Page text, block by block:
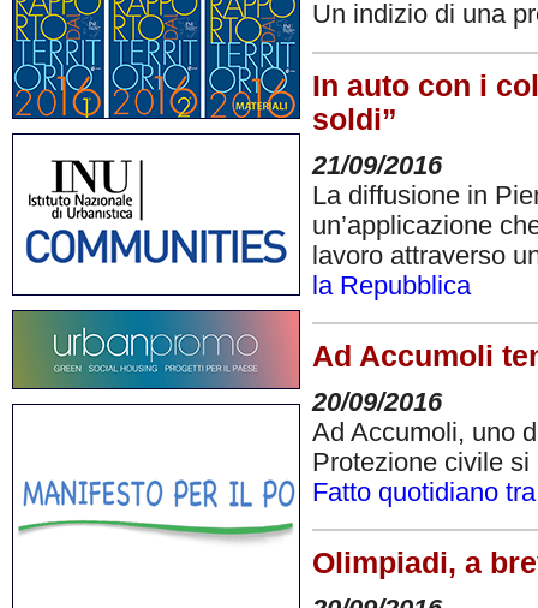
Un indizio di una
In auto con i
soldi”
21/09/2016
La diffusione in
un’applicazione
lavoro attraverso
la Repubblica
Ad Accumoli
20/09/2016
Ad Accumoli, uno
Protezione civile
Fatto quotidiano
Olimpiadi, a